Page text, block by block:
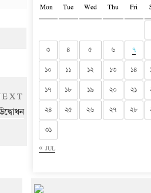
Next
Post
Mon Tue Wed Thu Fri
« JUL
৩
৪ ৫ ৬ ৭
১০
১১ ১২ ১৩ ১৪
১৭
১৮ ১৯ ২০ ২১
২৪
২৫ ২৬ ২৭ ২৮
৩১